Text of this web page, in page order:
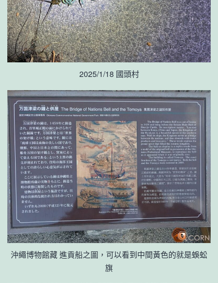
2025/1/18 國頭村
沖繩博物館藏 進貢船之圖，可以看到中間黃色的就是蜈蚣
旗